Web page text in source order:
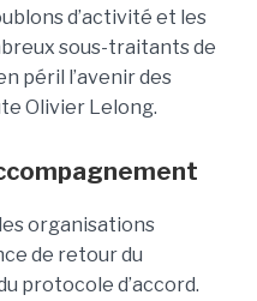
d’activité et les
sous-traitants de
péril l’avenir des
Olivier Lelong.
organisations
de retour du
protocole d’accord.